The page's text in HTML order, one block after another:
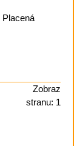
Placená
Zobraz
stranu: 1